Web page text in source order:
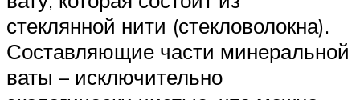
стеклянной нити (стекловолокна).
Составляющие части минеральной
ваты – исключительно